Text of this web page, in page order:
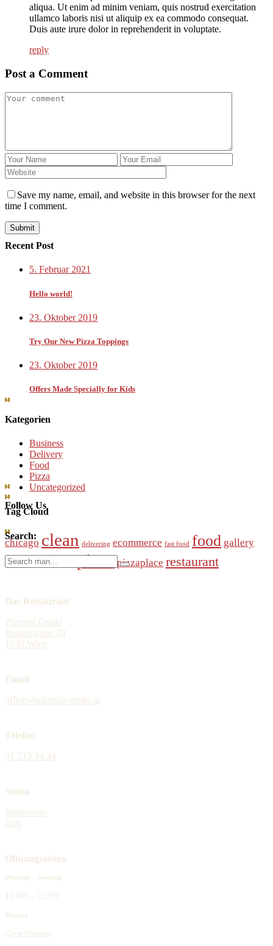
aliqua. Ut enim ad minim veniam, quis nostrud exercitation
ullamco laboris nisi ut aliquip ex ea commodo consequat.
Duis aute irure dolor in reprehenderit in voluptate.
reply
Post a Comment
Save my name, email, and website in this browser for the next
time I comment.
Submit
Recent Post
5. Februar 2021
Hello world!
23. Oktober 2019
Try Our New Pizza Toppings
23. Oktober 2019
Offers Made Specially for Kids
Kategorien
Business
Delivery
Food
Pizza
Uncategorized
Follow Us
Tag Cloud
chicago clean delivering ecommerce fast food food gallery
modern online pizza pizzaplace restaurant
Search:
Search
for:
Das Restaurant
Pizzeria Grado
Beatrixgasse 24
1030 Wien
Email
office@pizzeria-grado.at
Telefon
01 713 34 34
Seiten
Impressum
Jobs
Öffnungszeiten
Dienstag – Sonntag
11:00 – 22:00
Montag
Geschlossen